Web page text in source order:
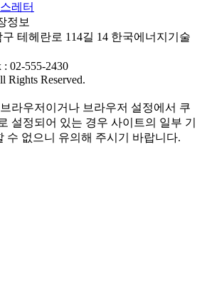
레터
테헤란로 114길 14 한국에너지기술
: 02-555-2430
Reserved.
라우저이거나 브라우저 설정에서 쿠
설정되어 있는 경우 사이트의 일부 기
수 없으니 유의해 주시기 바랍니다.